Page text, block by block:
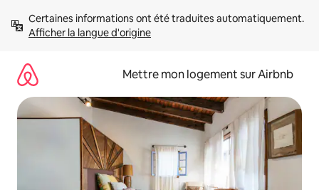
directement
Afficher la langue d'origine
Mettre mon logement sur Airbnb